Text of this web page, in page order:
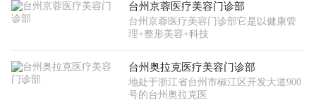
台州京蓉医疗美容门诊部
台州京蓉医疗美容门诊部它是以健康管
理+整形美容+科技
台州奥拉克医疗美容门诊部
地处于浙江省台州市椒江区开发大道900
号的台州奥拉克医